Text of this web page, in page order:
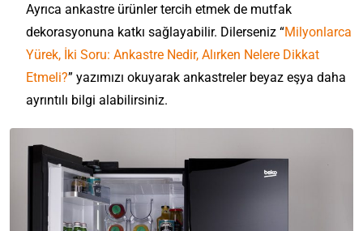
Ayrıca ankastre ürünler tercih etmek de mutfak
dekorasyonuna katkı sağlayabilir. Dilerseniz “Milyonlarca
Yürek, İki Soru: Ankastre Nedir, Alırken Nelere Dikkat
Etmeli?” yazımızı okuyarak ankastreler beyaz eşya daha
ayrıntılı bilgi alabilirsiniz.